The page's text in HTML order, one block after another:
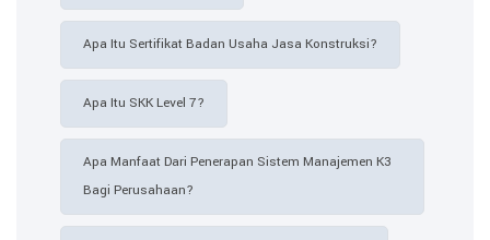
Apa Itu Sertifikat Badan Usaha Jasa Konstruksi?
Apa Itu SKK Level 7?
Apa Manfaat Dari Penerapan Sistem Manajemen K3
Bagi Perusahaan?